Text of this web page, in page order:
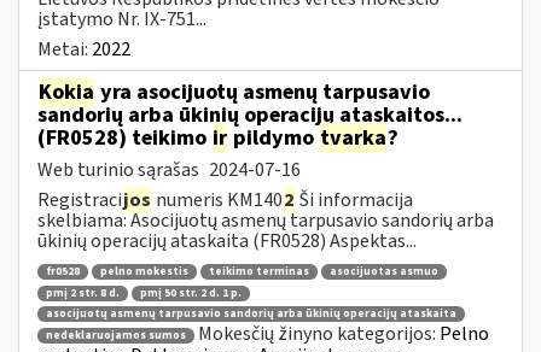
įstatymo Nr. IX-751...
Metai: 2022
Kokia yra asocijuotų asmenų tarpusavio
sandorių arba ūkinių operacijų ataskaitos...
(FR0528) teikimo ir pildymo tvarka?
Web turinio sąrašas 2024-07-16
Registracijos numeris KM1402 Ši informacija
skelbiama: Asocijuotų asmenų tarpusavio sandorių arba
ūkinių operacijų ataskaita (FR0528) Aspektas...
fr0528 pelno mokestis teikimo terminas
asocijuotas asmuo
pmį 2 str. 8 d.
pmį 50 str. 2 d. 1 p.
asocijuotų asmenų tarpusavio sandorių arba ūkinių operacijų ataskaita
nedeklaruojamos sumos
Mokesčių žinyno kategorijos: Pelno